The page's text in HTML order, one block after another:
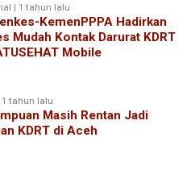
| 1 tahun lalu
KemenPPPA Hadirkan
Mudah Kontak Darurat KDRT
Mobile
1 tahun lalu
Masih Rentan Jadi
KDRT di Aceh